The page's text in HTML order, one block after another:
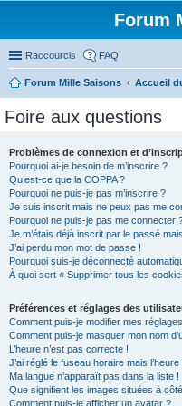
Forum
Raccourcis FAQ
Forum Mille Saisons
Accueil
Foire aux questions
Problèmes de connexion et
Pourquoi ai-je besoin de m’inscrire ?
Qu’est-ce que la COPPA ?
Pourquoi ne puis-je pas m’inscrire ?
Je suis inscrit mais ne peux pas me
Pourquoi ne puis-je pas me connecter
Je m’étais déjà inscrit par le passé
J’ai perdu mon mot de passe !
Pourquoi suis-je déconnecté
À quoi sert « Supprimer tous les
Préférences et réglages des
Comment puis-je modifier mes
Comment puis-je masquer mon nom
L’heure n’est pas correcte !
J’ai réglé le fuseau horaire mais
Ma langue n’apparaît pas dans la liste !
Que signifient les images situées à
Comment puis-je afficher un avatar ?